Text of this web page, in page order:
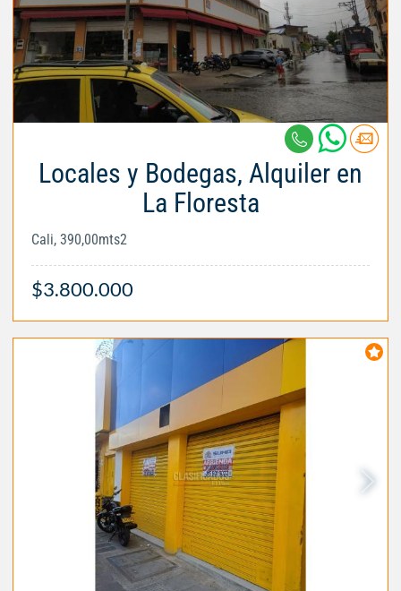
Locales y Bodegas, Alquiler en
La Floresta
Cali, 390,00mts2
$3.800.000